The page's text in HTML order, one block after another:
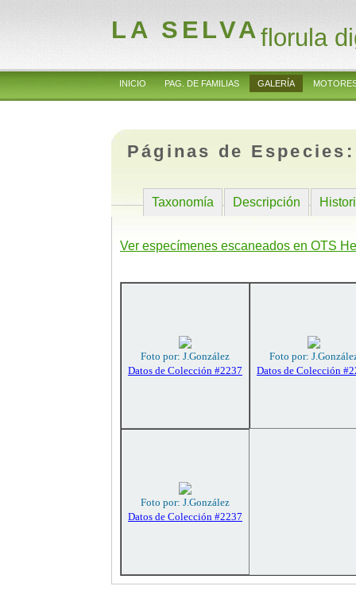
LA SELVAflorula
INICIO PAG. DE FAMILIAS GALERÍA
Páginas de
Taxonomía Descripción
Ver especímenes escaneados en OTS
Foto por: J.González
Datos de Colección #2237
Foto por:
Datos de Colección
Foto por: J.González
Datos de Colección #2237